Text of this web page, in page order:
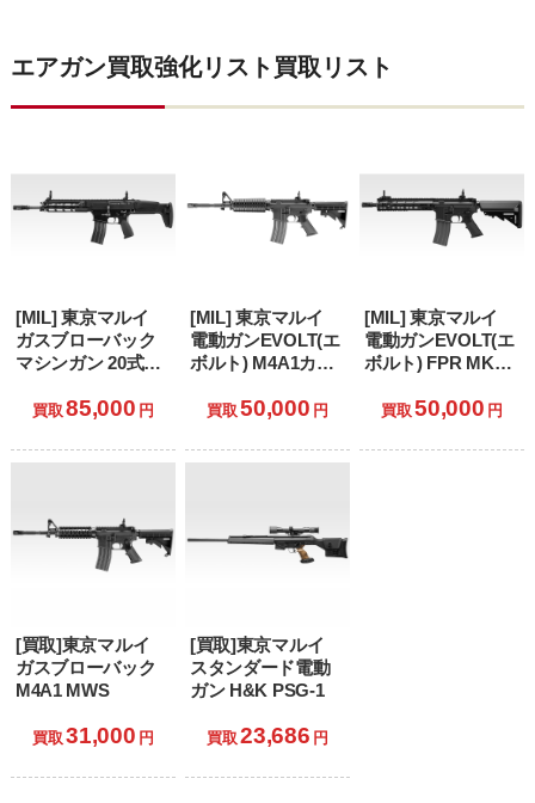
エアガン買取強化リスト買取リスト
[MIL] 東京マルイ
ガスブローバック
マシンガン 20式
(18歳以上専用)
買取 85,000 円
[MIL] 東京マルイ
電動ガンEVOLT(エ
ボルト) M4A1カー
上専用)
買取 50,000 円
[MIL] 東京マルイ
電動ガンEVOLT(エ
ボルト) FPR MK
(No.2) (18歳以上専
買取 50,000 円
[買取]東京マルイ
ガスブローバック
M4A1 MWS
買取 31,000 円
[買取]東京マルイ
スタンダード電動
ガン H&K PSG-1
買取 23,686 円